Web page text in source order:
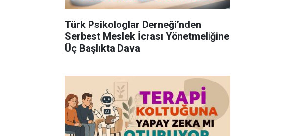
Türk Psikologlar Derneği’nden
Serbest Meslek İcrası Yönetmeliğine
Üç Başlıkta Dava